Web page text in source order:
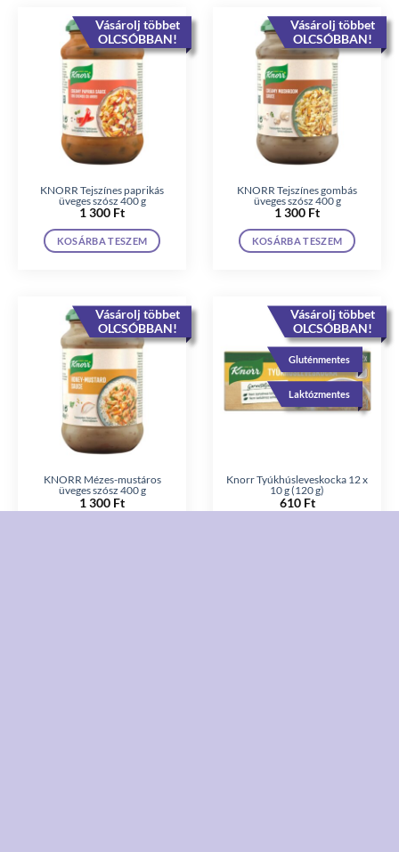
Vásárolj többet
OLCSÓBBAN!
KNORR Tejszínes paprikás
üveges szósz 400 g
1 300 Ft
KOSÁRBA TESZEM
Vásárolj többet
OLCSÓBBAN!
KNORR Tejszínes gombás
üveges szósz 400 g
1 300 Ft
KOSÁRBA TESZEM
Vásárolj többet
OLCSÓBBAN!
KNORR Mézes-mustáros
üveges szósz 400 g
1 300 Ft
Vásárolj többet
OLCSÓBBAN!
Gluténmentes
Laktózmentes
Knorr Tyúkhúsleveskocka 12 x
10 g (120 g)
610 Ft